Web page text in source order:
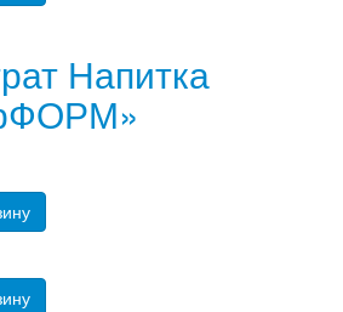
Напитка